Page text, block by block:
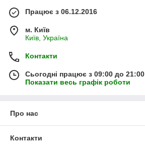
Працює з 06.12.2016
м. Київ
Київ, Україна
Контакти
Сьогодні працює з 09:00 до 21:00
Показати весь графік роботи
Про нас
Контакти